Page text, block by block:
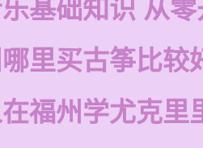
基础知识 从
里买古筝比较
福州学尤克里